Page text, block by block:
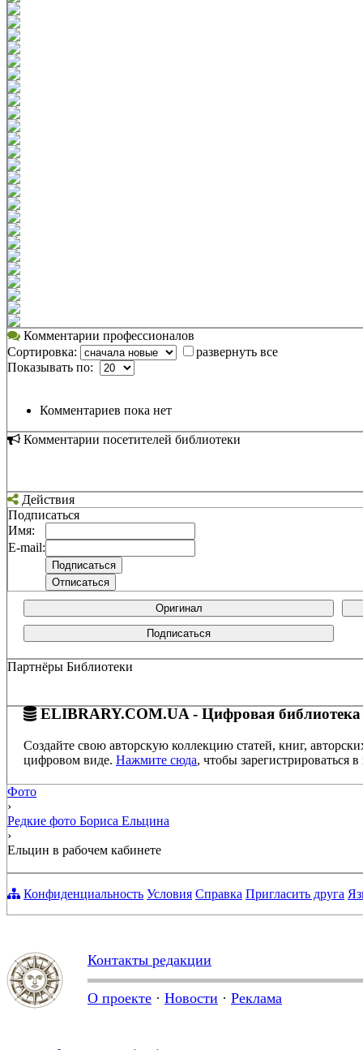
Комментарии профессионалов
Сортировка:
развернуть все
Показывать по:
Комментариев пока нет
Комментарии посетителей библиотеки
Действия
Подписаться
Имя:
E-mail:
Оригинал
Подписаться
Партнёры Библиотеки
ELIBRARY.COM.UA - Цифровая библиотека
Создайте свою авторскую коллекцию статей, книг,
цифровом виде. Нажмите сюда, чтобы зарегистрироваться в
Фото
›
Редкие фото Бориса Ельцина
›
Ельцин в рабочем кабинете
Конфиденциальность Условия Справка Пригласить друга
Контакты редакции
О проекте · Новости · Реклама